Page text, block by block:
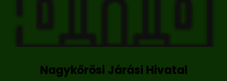
Nagykőrösi Járási Hivatal